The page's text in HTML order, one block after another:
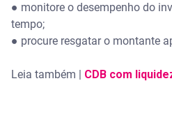
● monitore o desempenho do
tempo;
● procure resgatar o montante
Leia também | CDB com